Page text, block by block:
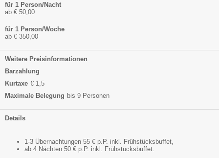
für 1 Person/Nacht
ab € 50,00
für 1 Person/Woche
ab € 350,00
Weitere Preisinformationen
Barzahlung
Kurtaxe € 1,5
Maximale Belegung bis 9 Personen
Details
1-3 Übernachtungen 55 € p.P. inkl. Frühstücksbuffet,
ab 4 Nächten 50 € p.P. inkl. Frühstücksbuffet.